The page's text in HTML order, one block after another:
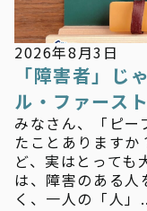
2026年8月3日
「障害者」じ
ル・ファース
みなさん、「ピー
たことあります
ど、実はとっても
は、障害のある人
く、一人の「人」